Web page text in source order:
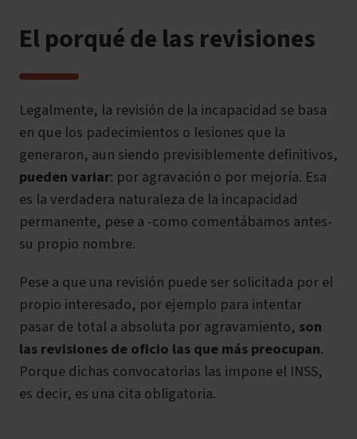
El porqué de las revisiones
Legalmente, la revisión de la incapacidad se basa
en que los padecimientos o lesiones que la
generaron, aun siendo previsiblemente definitivos,
pueden variar: por agravación o por mejoría. Esa
es la verdadera naturaleza de la incapacidad
permanente, pese a -como comentábamos antes-
su propio nombre.
Pese a que una revisión puede ser solicitada por el
propio interesado, por ejemplo para intentar
pasar de total a absoluta por agravamiento, son
las revisiones de oficio las que más preocupan.
Porque dichas convocatorias las impone el INSS,
es decir, es una cita obligatoria.